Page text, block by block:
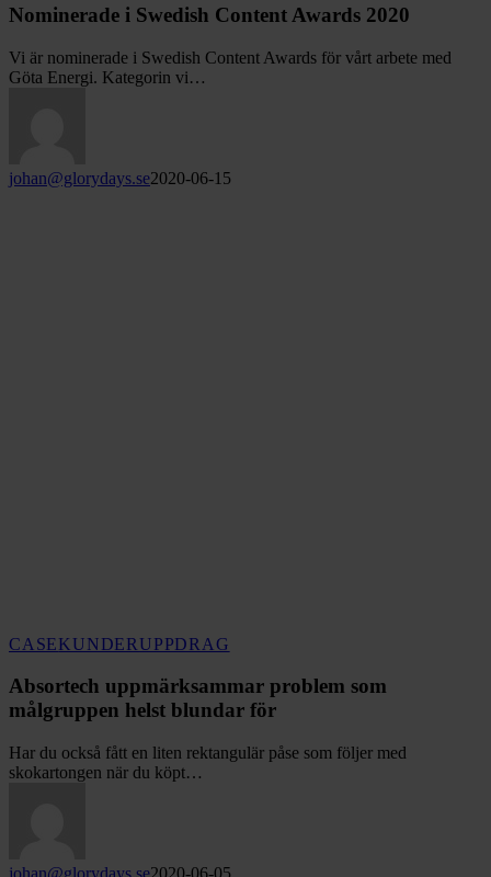
Swedish
Awards
2020
Nominerade i Swedish Content Awards 2020
Vi är nominerade i Swedish Content Awards för vårt arbete med
Göta Energi. Kategorin vi…
johan@glorydays.se2020-06-15
CASEKUNDER UPPDRAG
problem
som
målgruppen
blundar
Absortech uppmärksammar problem som
målgruppen helst blundar för
Har du också fått en liten rektangulär påse som följer med
skokartongen när du köpt…
johan@glorydays.se2020-06-05